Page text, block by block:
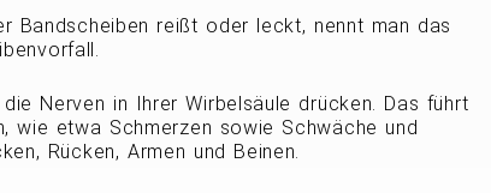
Bandscheiben reißt oder leckt, nennt man das
Nerven in Ihrer Wirbelsäule drücken. Das führt
wie etwa Schmerzen sowie Schwäche und
Rücken, Armen und Beinen.